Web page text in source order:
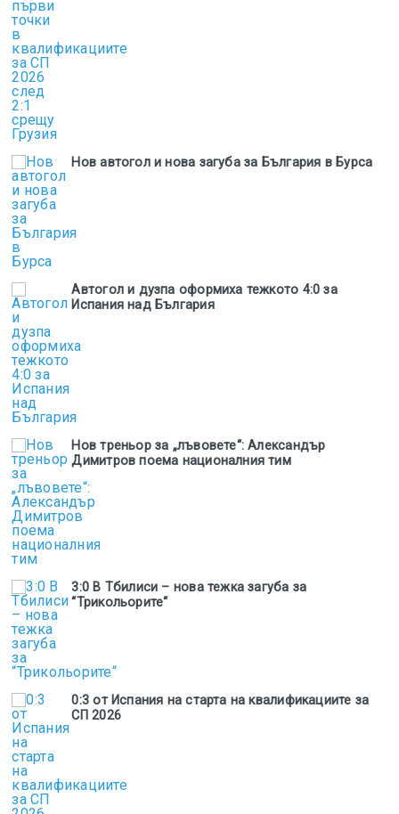
Нов автогол и нова загуба за България в Бурса
Автогол и дузпа оформиха тежкото 4:0 за
Испания над България
Нов треньор за „лъвовете“: Александър
Димитров поема националния тим
3:0 В Тбилиси – нова тежка загуба за
“Трикольорите“
0:3 от Испания на старта на квалификациите за
СП 2026